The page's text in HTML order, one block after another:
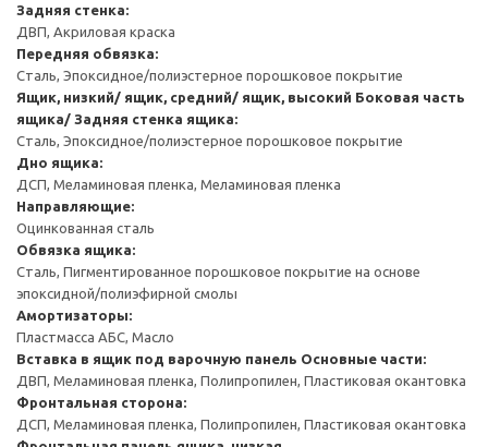
Задняя стенка:
ДВП, Акриловая краска
Передняя обвязка:
Сталь, Эпоксидное/полиэстерное порошковое покрытие
Ящик, низкий/ ящик, средний/ ящик, высокий Боковая часть
ящика/ Задняя стенка ящика:
Сталь, Эпоксидное/полиэстерное порошковое покрытие
Дно ящика:
ДСП, Меламиновая пленка, Меламиновая пленка
Направляющие:
Оцинкованная сталь
Обвязка ящика:
Сталь, Пигментированное порошковое покрытие на основе
эпоксидной/полиэфирной смолы
Амортизаторы:
Пластмасса АБС, Масло
Вставка в ящик под варочную панель Основные части:
ДВП, Меламиновая пленка, Полипропилен, Пластиковая окантовка
Фронтальная сторона:
ДСП, Меламиновая пленка, Полипропилен, Пластиковая окантовка